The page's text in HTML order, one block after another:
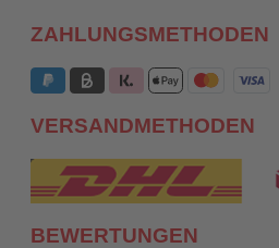
ZAHLUNGSMETHODEN
VERSANDMETHODEN
BEWERTUNGEN